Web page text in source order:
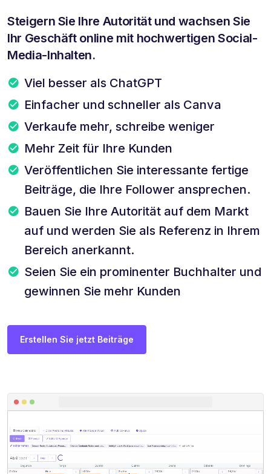
Steigern Sie Ihre Autorität und wachsen Sie
Ihr Geschäft online mit hochwertigen Social-
Media-Inhalten.
Viel besser als ChatGPT
Einfacher und schneller als Canva
Verkaufe mehr, schreibe weniger
Mehr Zeit für Ihre Kunden
Veröffentlichen Sie interessante fertige
Beiträge, die Ihre Follower ansprechen.
Bauen Sie Ihre Autorität auf dem Markt
auf und werden Sie als Referenz in Ihrem
Bereich anerkannt.
Seien Sie ein prominenter Buchhalter und
gewinnen Sie mehr Kunden
Erstellen Sie jetzt Beiträge